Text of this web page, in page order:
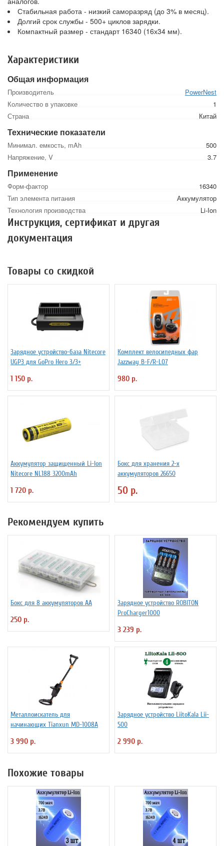
Стабильная работа - низкий саморазряд (до 3% в месяц).
Долгий срок службы - 500+ циклов зарядки.
Компактный размер - стандарт 16340 (16х34 мм).
Характеристики
Общая информация
Производитель
PowerNest
Количество в упаковке
1
Страна
Китай
Технические показатели
Минимал. емкость, mAh
500
Напряжение, V
3.7
Применение
Форм-фактор
16340
Тип элемента питания
Аккумулятор
Технология производства
Li-Ion
Инструкция, сертификат и другая
документация
Товары со скидкой
Зарядное устройство-база Nitecore
UGP3 для GoPro Hero 3/3+
1 150 р.
Комплект велосипедных фар
Jazzway B-F/R-L07
980 р.
Аккумулятор защищенный Li-Ion
Niteсore NL188 3200mAh
1 720 р.
Бокс для хранения 2-х
аккумуляторов 26650
50 р.
Рекомендуем купить
Бокс для 8 аккумуляторов АА
250 р.
Зарядное устройство ROBITON
ProCharger1000
3 239 р.
Металлоискатель для
начинающих Tianxun MD-1008A
3 990 р.
Зарядное устройство LiitoKala Lii-
500
2 990 р.
Похожие товары